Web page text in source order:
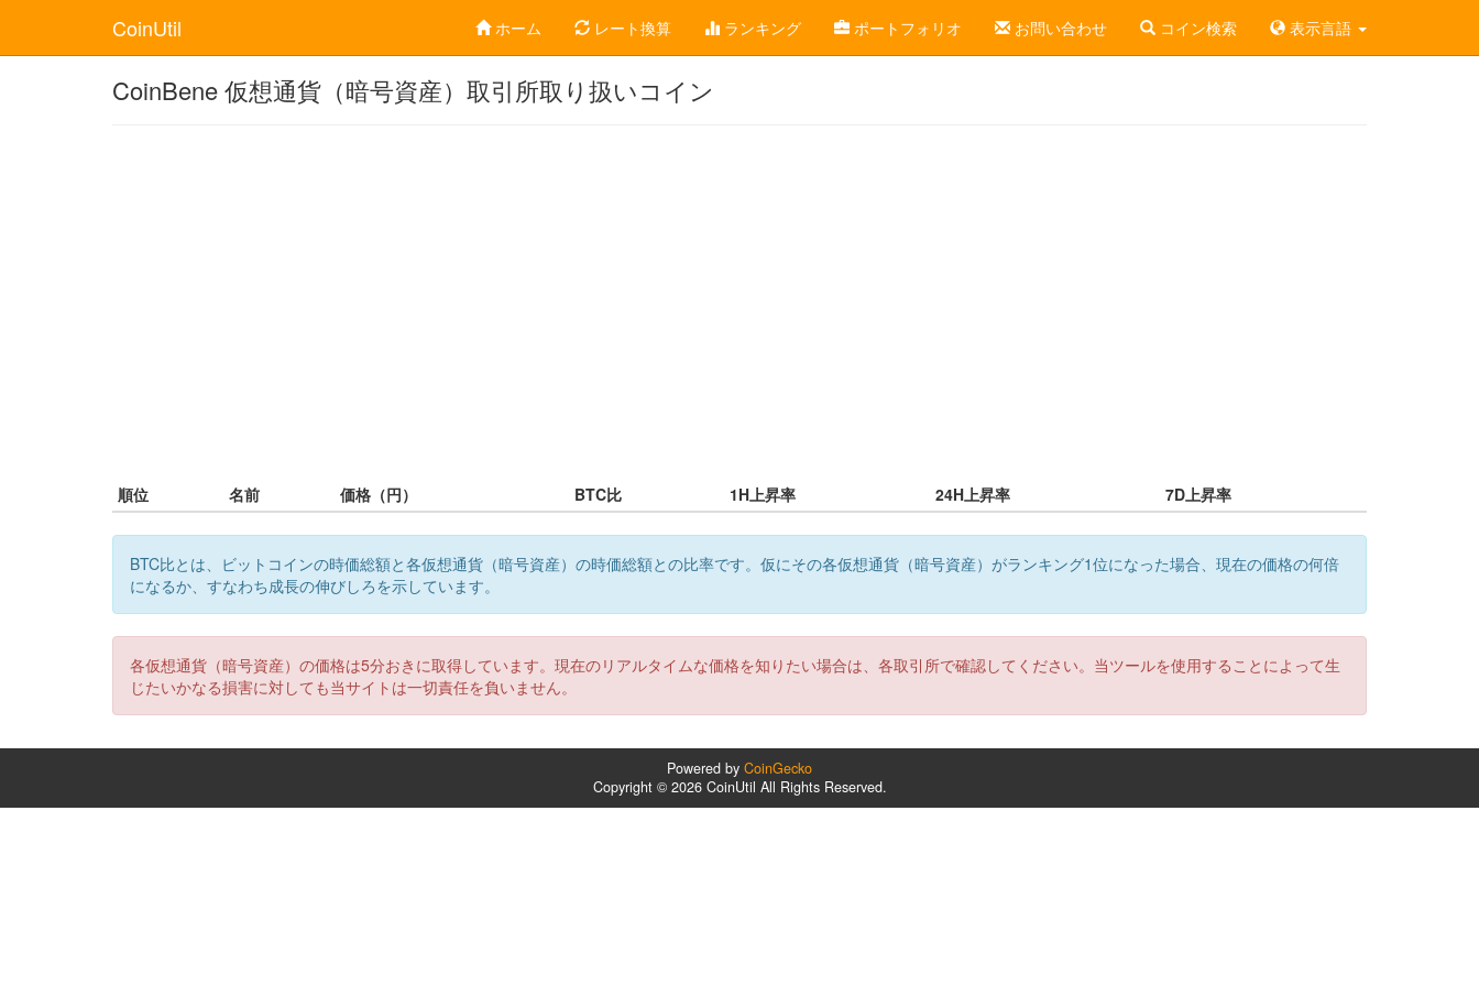
CoinUtil ホーム レート換算 ランキング ポートフォリオ お問い合わせ コイン検索 表示言語
CoinBene 仮想通貨（暗号資産）取引所取り扱いコイン
順位 名前 価格（円） BTC比 1H上昇率 24H上昇率 7D上昇率
BTC比とは、ビットコインの時価総額と各仮想通貨（暗号資産）の時価総額との比率です。仮にその各仮想通貨（暗号資産）がランキング1位になった場合、現在の価格の何倍
になるか、すなわち成長の伸びしろを示しています。
各仮想通貨（暗号資産）の価格は5分おきに取得しています。現在のリアルタイムな価格を知りたい場合は、各取引所で確認してください。当ツールを使用することによって生
じたいかなる損害に対しても当サイトは一切責任を負いません。
Powered by CoinGecko
Copyright © 2026 CoinUtil All Rights Reserved.